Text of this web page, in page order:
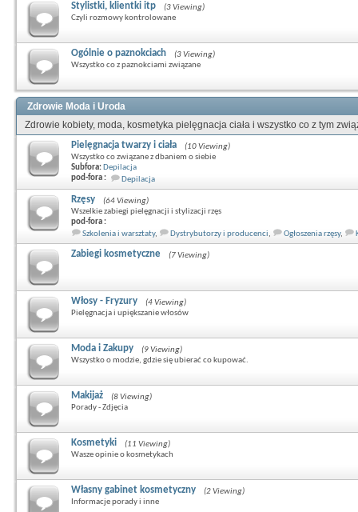
Stylistki, klientki itp
(3 Viewing)
Czyli rozmowy kontrolowane
Ogólnie o paznokciach
(3 Viewing)
Wszystko co z paznokciami związane
Zdrowie Moda i Uroda
Zdrowie kobiety, moda, kosmetyka pielęgnacja ciała i wszystko co z tym
Pielęgnacja twarzy i ciała
(10 Viewing)
Wszystko co związane z dbaniem o siebie
Subfora: Depilacja
pod-fora :
Depilacja
Rzęsy
(64 Viewing)
Wszelkie zabiegi pielęgnacji i stylizacji rzęs
pod-fora :
Szkolenia i warsztaty, Dystrybutorzy i producenci, Ogłoszenia rzęsy,
Zabiegi kosmetyczne (7 Viewing)
Włosy - Fryzury
(4 Viewing)
Pielęgnacja i upiększanie włosów
Moda i Zakupy
(9 Viewing)
Wszystko o modzie, gdzie się ubierać co kupować.
Makijaż
(8 Viewing)
Porady - Zdjęcia
Kosmetyki
(11 Viewing)
Wasze opinie o kosmetykach
Własny gabinet kosmetyczny
(2 Viewing)
Informacje porady i inne